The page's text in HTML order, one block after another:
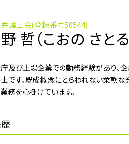
金 制度
罪 罰金
抗告 棄却
き 防止
事件 被害届
護士会(登録番号50544)
哲（こおの さとる
及び上場企業での勤務経験があり、
です。既成概念にとらわれない柔軟な
務を心掛けています。